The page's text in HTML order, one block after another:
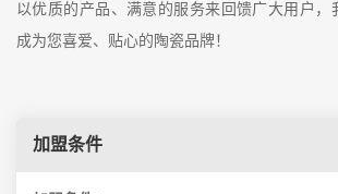
以优质的产品、满意的服务来回馈广大用户，
成为您喜爱、贴心的陶瓷品牌！
加盟条件